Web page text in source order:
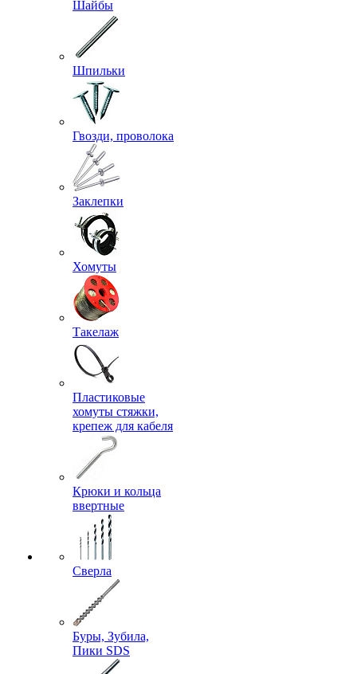
Шайбы
Шпильки
Гвозди, проволока
Заклепки
Хомуты
Такелаж
Пластиковые
хомуты стяжки,
крепеж для кабеля
Крюки и кольца
ввертные
Сверла
Буры, Зубила,
Пики SDS